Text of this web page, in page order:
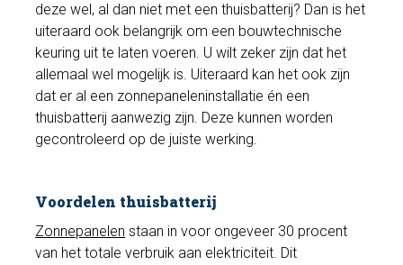
deze wel, al dan niet met een thuisbatterij? Dan is het
uiteraard ook belangrijk om een bouwtechnische
keuring uit te laten voeren. U wilt zeker zijn dat het
allemaal wel mogelijk is. Uiteraard kan het ook zijn
dat er al een zonnepaneleninstallatie én een
thuisbatterij aanwezig zijn. Deze kunnen worden
gecontroleerd op de juiste werking.
Voordelen thuisbatterij
Zonnepanelen staan in voor ongeveer 30 procent
van het totale verbruik aan elektriciteit. Dit